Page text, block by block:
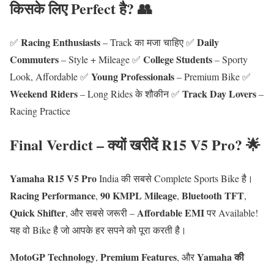
किसके लिए Perfect है? 👥
✅ Racing Enthusiasts– Track का मजा चाहिए ✅ Daily
Commuters– Style + Mileage ✅ College Students– Sporty
Look, Affordable ✅ Young Professionals– Premium Bike ✅
Weekend Riders– Long Rides के शौकीन ✅ Track Day Lovers–
Racing Practice
Final Verdict – क्यों खरीदें R15 V5 Pro? 🌟
Yamaha R15 V5 ProIndia की सबसे Complete Sports Bike है।
Racing Performance, 90 KMPL Mileage, Bluetooth TFT,
Quick Shifter, और सबसे जरूरी –Affordable EMIपर Available!
यह वो Bike है जो आपके हर सपने को पूरा करती है।
MotoGP Technology, Premium Features, औरYamaha की